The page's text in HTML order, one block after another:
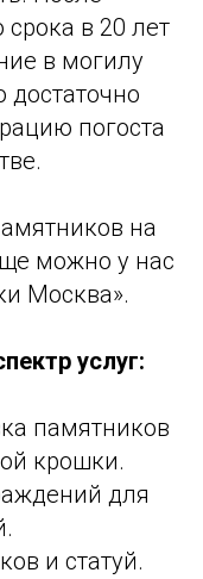
в 20 лет
в могилу
достаточно
погоста
на
можно у нас
Москва».
услуг:
памятников
крошки.
для
и статуй.